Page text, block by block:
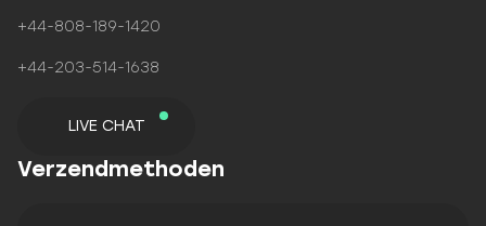
+44-808-189-1420
+44-203-514-1638
LIVE CHAT
Verzendmethoden